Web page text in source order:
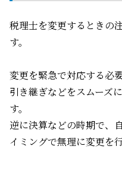
税理士を変更するときの
す。
変更を緊急で対応する必
引き継ぎなどをスムーズ
す。
逆に決算などの時期で、
イミングで無理に変更を